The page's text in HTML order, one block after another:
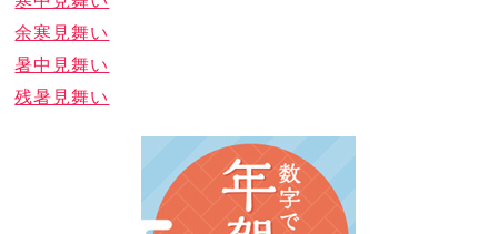
余寒見舞い
暑中見舞い
残暑見舞い